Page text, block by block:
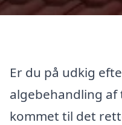
Er du på udkig
algebehandling af
kommet til det